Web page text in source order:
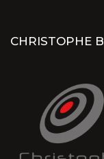
CHRISTOPHE